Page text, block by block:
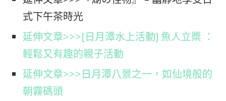
式下午茶時光
延伸文章>>>[日月潭水上活動] 魚人立槳 ：
輕鬆又有趣的親子活動
延伸文章>>>日月潭八景之一，如仙境般的
朝霧碼頭